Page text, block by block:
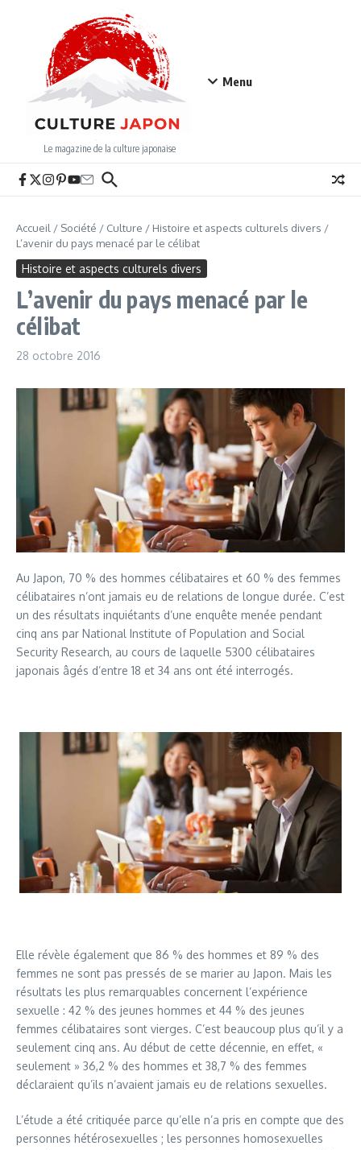
Le magazine de la culture japonaise
Menu
Accueil / Société / Culture / Histoire et aspects culturels divers /
L’avenir du pays menacé par le célibat
Histoire et aspects culturels divers
L’avenir du pays menacé par le
célibat
28 octobre 2016
Au Japon, 70 % des hommes célibataires et 60 % des femmes
célibataires n’ont jamais eu de relations de longue durée. C’est
un des résultats inquiétants d’une enquête menée pendant
cinq ans par National Institute of Population and Social
Security Research, au cours de laquelle 5300 célibataires
japonais âgés d’entre 18 et 34 ans ont été interrogés.
Elle révèle également que 86 % des hommes et 89 % des
femmes ne sont pas pressés de se marier au Japon. Mais les
résultats les plus remarquables concernent l’expérience
sexuelle : 42 % des jeunes hommes et 44 % des jeunes
femmes célibataires sont vierges. C’est beaucoup plus qu’il y a
seulement cinq ans. Au début de cette décennie, en effet, «
seulement » 36,2 % des hommes et 38,7 % des femmes
déclaraient qu’ils n’avaient jamais eu de relations sexuelles.
L’étude a été critiquée parce qu’elle n’a pris en compte que des
personnes hétérosexuelles ; les personnes homosexuelles